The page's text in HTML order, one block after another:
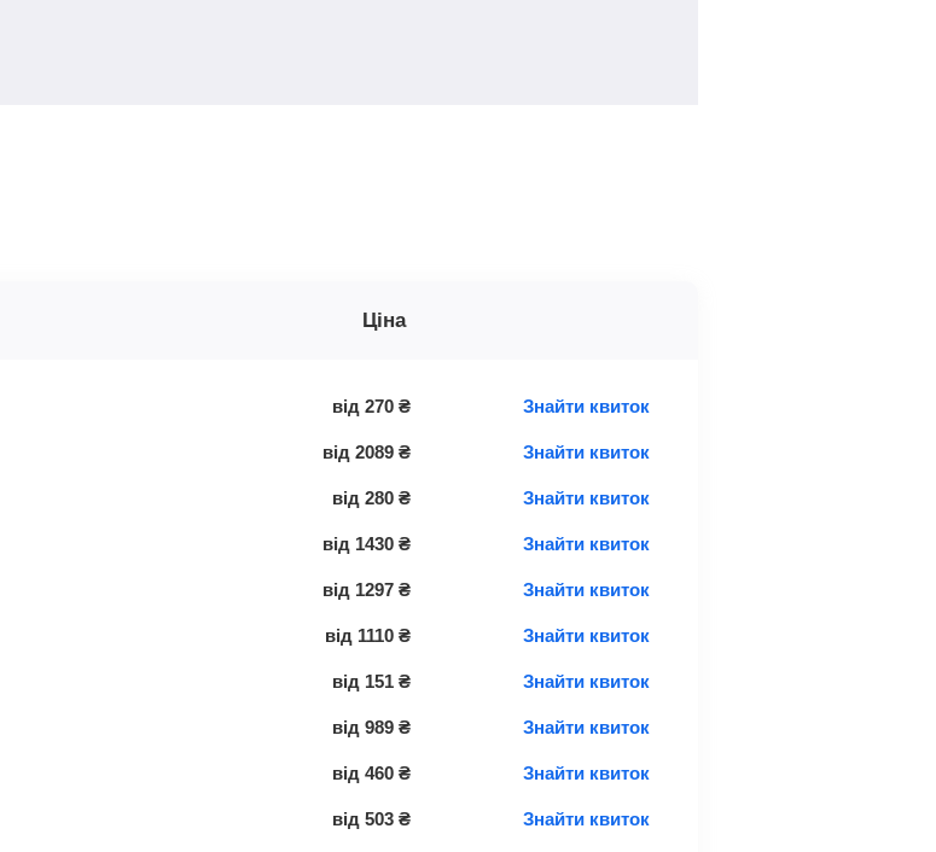
Ціна
від 270 ₴ Знайти квиток
від 2089 ₴ Знайти квиток
від 280 ₴ Знайти квиток
від 1430 ₴ Знайти квиток
від 1297 ₴ Знайти квиток
від 1110 ₴ Знайти квиток
від 151 ₴ Знайти квиток
від 989 ₴ Знайти квиток
від 460 ₴ Знайти квиток
від 503 ₴ Знайти квиток